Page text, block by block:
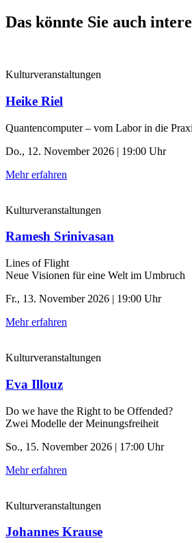
Das könnte Sie auch
Kulturveranstaltungen
Heike Riel
Quantencomputer – vom Labor in die
Do., 12. November 2026 | 19:00 Uhr
Mehr erfahren
Kulturveranstaltungen
Ramesh Srinivasan
Lines of Flight
Neue Visionen für eine Welt im Umbruch
Fr., 13. November 2026 | 19:00 Uhr
Mehr erfahren
Kulturveranstaltungen
Eva Illouz
Do we have the Right to be Offended?
Zwei Modelle der Meinungsfreiheit
So., 15. November 2026 | 17:00 Uhr
Mehr erfahren
Kulturveranstaltungen
Johannes Krause